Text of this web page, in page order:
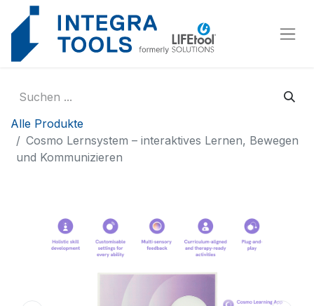
Alle Produkte
Cosmo Lernsystem – interaktives Lernen, Bewegen
und Kommunizieren
Cookie-Einstellungen